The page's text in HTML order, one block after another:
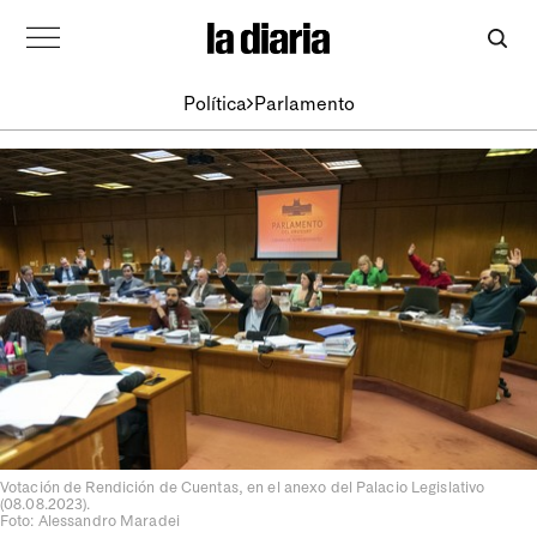
Política Parlamento
Votación de Rendición de Cuentas, en el anexo del Palacio Legislativo
(08.08.2023).
Foto: Alessandro Maradei